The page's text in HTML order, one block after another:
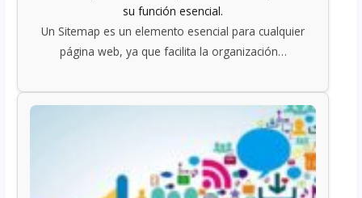
su función esencial.
Un Sitemap es un elemento esencial para cualquier
página web, ya que facilita la organización…